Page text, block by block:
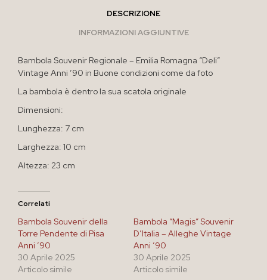
DESCRIZIONE
INFORMAZIONI AGGIUNTIVE
Bambola Souvenir Regionale – Emilia Romagna “Deli”
Vintage Anni ’90 in Buone condizioni come da foto
La bambola è dentro la sua scatola originale
Dimensioni:
Lunghezza: 7 cm
Larghezza: 10 cm
Altezza: 23 cm
Correlati
Bambola Souvenir della
Torre Pendente di Pisa
Anni ’90
30 Aprile 2025
Articolo simile
Bambola “Magis” Souvenir
D’Italia – Alleghe Vintage
Anni ’90
30 Aprile 2025
Articolo simile